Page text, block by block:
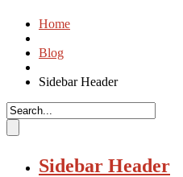
Home
Blog
Sidebar Header
Sidebar Header